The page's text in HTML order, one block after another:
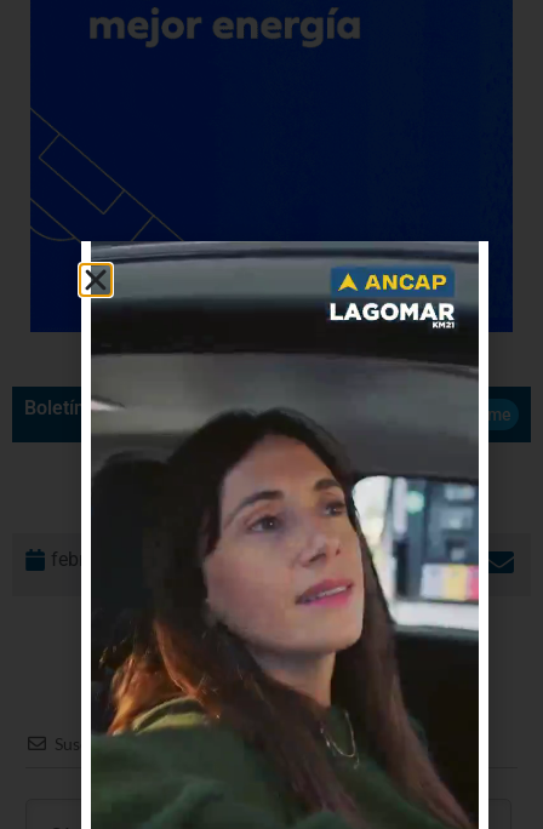
Boletín de Noticias Suscribirme
febrero 12, 2016
Suscribir